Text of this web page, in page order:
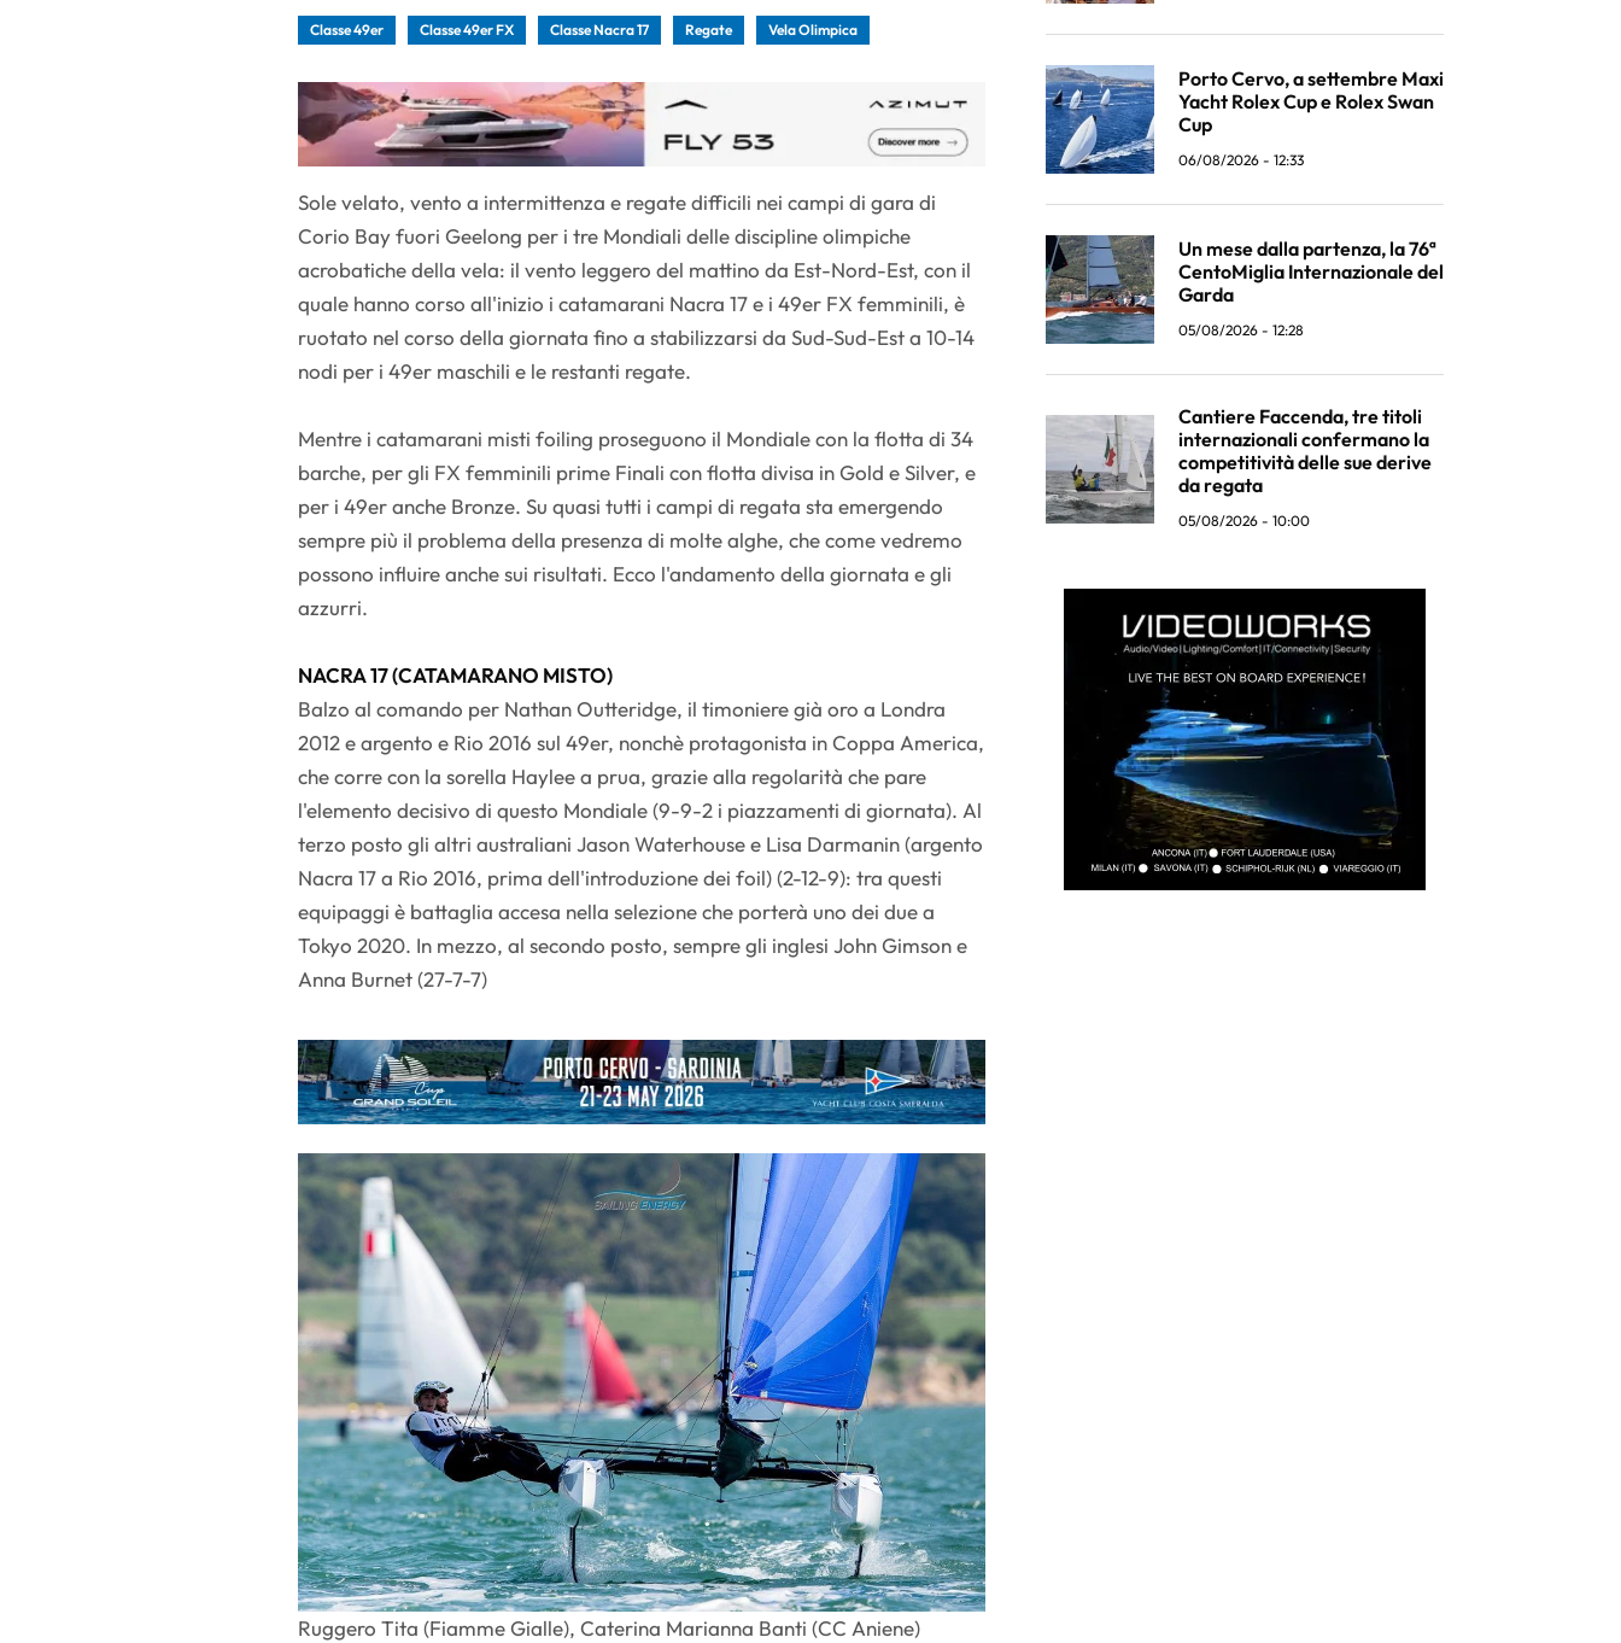
Classe 49er Classe 49er FX Classe Nacra 17 Regate Vela Olimpica
Sole velato, vento a intermittenza e regate difficili nei campi di gara di
Corio Bay fuori Geelong per i tre Mondiali delle discipline olimpiche
acrobatiche della vela: il vento leggero del mattino da Est-Nord-Est, con il
quale hanno corso all'inizio i catamarani Nacra 17 e i 49er FX femminili, è
ruotato nel corso della giornata fino a stabilizzarsi da Sud-Sud-Est a 10-14
nodi per i 49er maschili e le restanti regate.
Mentre i catamarani misti foiling proseguono il Mondiale con la flotta di 34
barche, per gli FX femminili prime Finali con flotta divisa in Gold e Silver, e
per i 49er anche Bronze. Su quasi tutti i campi di regata sta emergendo
sempre più il problema della presenza di molte alghe, che come vedremo
possono influire anche sui risultati. Ecco l'andamento della giornata e gli
azzurri.
NACRA 17 (CATAMARANO MISTO)
Balzo al comando per Nathan Outteridge, il timoniere già oro a Londra
2012 e argento e Rio 2016 sul 49er, nonchè protagonista in Coppa America,
che corre con la sorella Haylee a prua, grazie alla regolarità che pare
l'elemento decisivo di questo Mondiale (9-9-2 i piazzamenti di giornata). Al
terzo posto gli altri australiani Jason Waterhouse e Lisa Darmanin (argento
Nacra 17 a Rio 2016, prima dell'introduzione dei foil) (2-12-9): tra questi
equipaggi è battaglia accesa nella selezione che porterà uno dei due a
Tokyo 2020. In mezzo, al secondo posto, sempre gli inglesi John Gimson e
Anna Burnet (27-7-7)
Ruggero Tita (Fiamme Gialle), Caterina Marianna Banti (CC Aniene)
Porto Cervo, a settembre Maxi
Yacht Rolex Cup e Rolex Swan
Cup
06/08/2026 - 12:33
Un mese dalla partenza, la 76ª
CentoMiglia Internazionale del
Garda
05/08/2026 - 12:28
Cantiere Faccenda, tre titoli
internazionali confermano la
competitività delle sue derive
da regata
05/08/2026 - 10:00